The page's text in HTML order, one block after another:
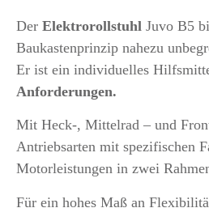
Der Elektrorollstuhl Juvo B5
Baukastenprinzip nahezu
Er ist ein individuelles
Anforderungen.
Mit Heck-, Mittelrad – und
Antriebsarten mit spezifischen
Motorleistungen in zwei
Für ein hohes Maß an